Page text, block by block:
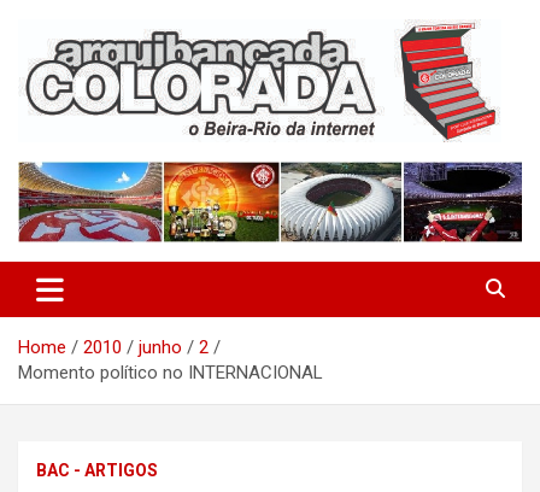
content
Arquibancada Colorada
Home 2010 junho
2
Momento político no INTERNACIONAL
BAC - ARTIGOS